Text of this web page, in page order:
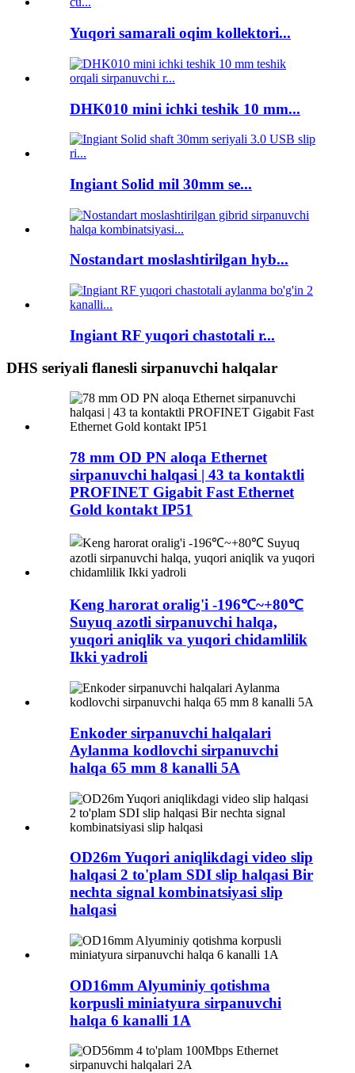
Yuqori samarali oqim kollektori...
DHK010 mini ichki teshik 10 mm...
Ingiant Solid mil 30mm se...
Nostandart moslashtirilgan hyb...
Ingiant RF yuqori chastotali r...
DHS seriyali flanesli sirpanuvchi halqalar
78 mm OD PN aloqa Ethernet
sirpanuvchi halqasi | 43 ta kontaktli
PROFINET Gigabit Fast Ethernet
Gold kontakt IP51
Keng harorat oralig'i -196℃~+80℃
Suyuq azotli sirpanuvchi halqa,
yuqori aniqlik va yuqori chidamlilik
Ikki yadroli
Enkoder sirpanuvchi halqalari
Aylanma kodlovchi sirpanuvchi
halqa 65 mm 8 kanalli 5A
OD26m Yuqori aniqlikdagi video slip
halqasi 2 to'plam SDI slip halqasi Bir
nechta signal kombinatsiyasi slip
halqasi
OD16mm Alyuminiy qotishma
korpusli miniatyura sirpanuvchi
halqa 6 kanalli 1A